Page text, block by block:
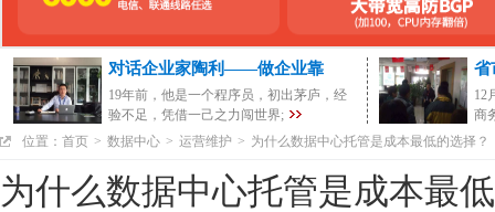
对话企业家陶利——做企业靠
19年前，他是一个程序员，初出茅庐，经
验不足，凭借一己之力闯世界;
省
12
商
位置： 首页 > 数据中心 > 运营维护 > 为什么数据中心托管是成本最低的选择？
为什么数据中心托管是成本最